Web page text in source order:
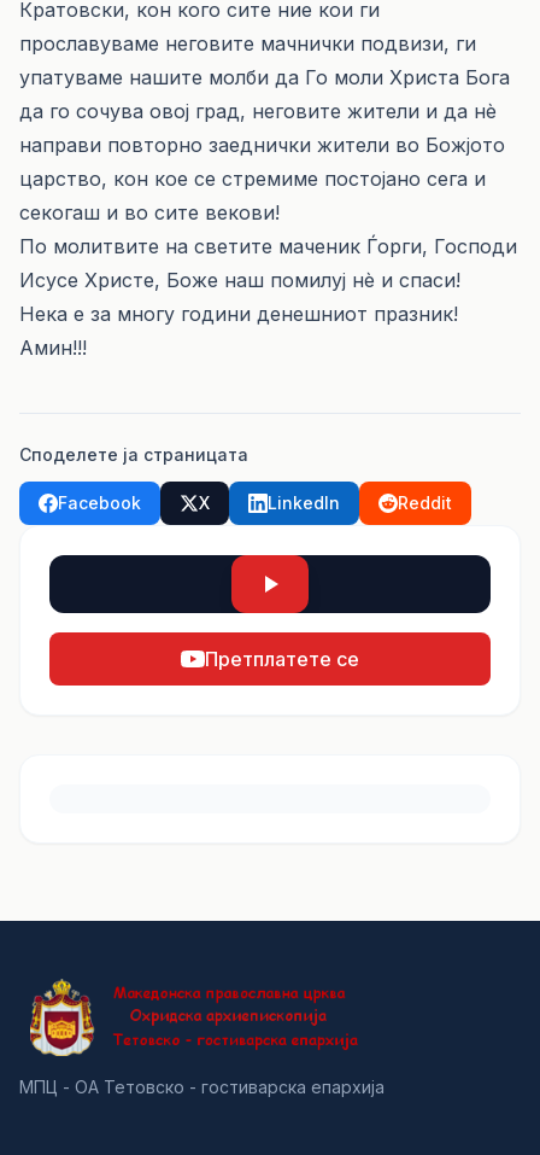
Кратовски, кон кого сите ние кои ги
прославуваме неговите мачнички подвизи, ги
упатуваме нашите молби да Го моли Христа Бога
да го сочува овој град, неговите жители и да нè
направи повторно заеднички жители во Божјото
царство, кон кое се стремиме постојано сега и
секогаш и во сите векови!
По молитвите на светите маченик Ѓорги, Господи
Исусе Христе, Боже наш помилуј нè и спаси!
Нека е за многу години денешниот празник!
Амин!!!
Споделете ја страницата
Facebook X LinkedIn Reddit
Претплатете се
МПЦ - ОА Тетовско - гостиварска епархија